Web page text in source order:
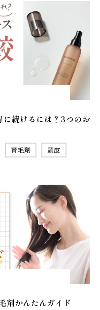
続けるには？3つのお
育毛剤 頭皮
剤かんたんガイド